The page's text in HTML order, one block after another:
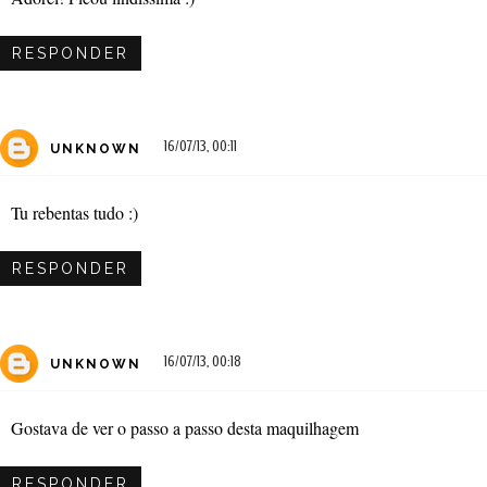
RESPONDER
UNKNOWN 16/07/13, 00:11
Tu rebentas tudo :)
RESPONDER
UNKNOWN 16/07/13, 00:18
Gostava de ver o passo a passo desta maquilhagem